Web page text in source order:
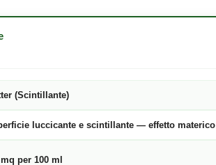
(Scintillante)
luccicante e scintillante — effetto materico
per 100 ml